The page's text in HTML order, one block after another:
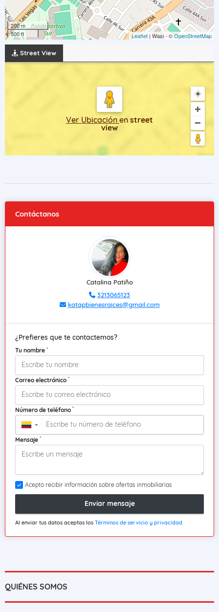
200 m
500 ft
Leaflet | Wasi - ©OpenStreetMap
Street View
Ver Ubicación en street
view
Contáctanos
Catalina Patiño
3213065123
katapbienesraices@gmail.com
¿Prefieres que te contactemos?
Tu nombre *
Correo electrónico *
Número de teléfono *
▼
Mensaje *
Acepto recibir información sobre ofertas inmobiliarias
Enviar mensaje
Al enviar tus datos aceptas los Términos de servicio y privacidad
QUIÉNES SOMOS